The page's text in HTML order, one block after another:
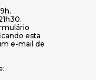
esta
e-mail de